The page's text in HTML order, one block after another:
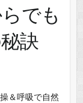
でも
秘訣
＆呼吸で自然